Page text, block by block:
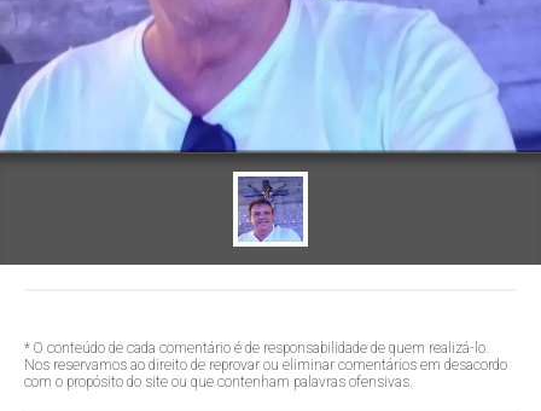
* O conteúdo de cada comentário é de responsabilidade de quem realizá-lo.
Nos reservamos ao direito de reprovar ou eliminar comentários em desacordo
com o propósito do site ou que contenham palavras ofensivas.